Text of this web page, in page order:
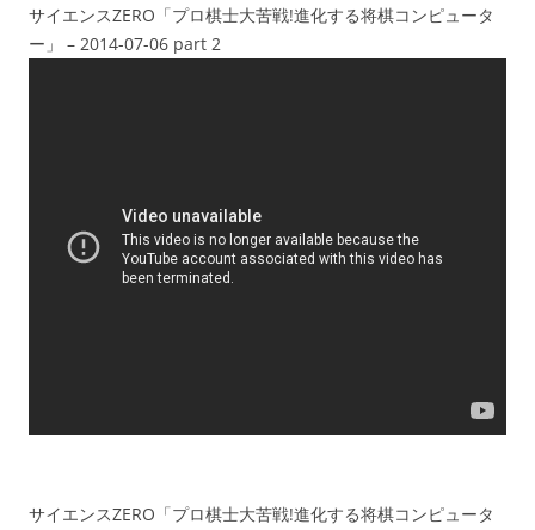
サイエンスZERO「プロ棋士大苦戦!進化する将棋コンピュータ
ー」 – 2014-07-06 part 2
サイエンスZERO「プロ棋士大苦戦!進化する将棋コンピュータ